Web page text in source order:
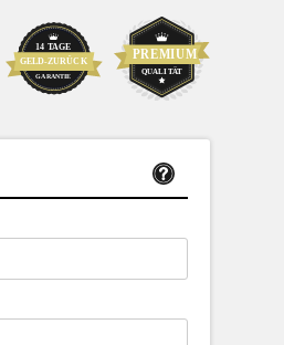
Bestseller